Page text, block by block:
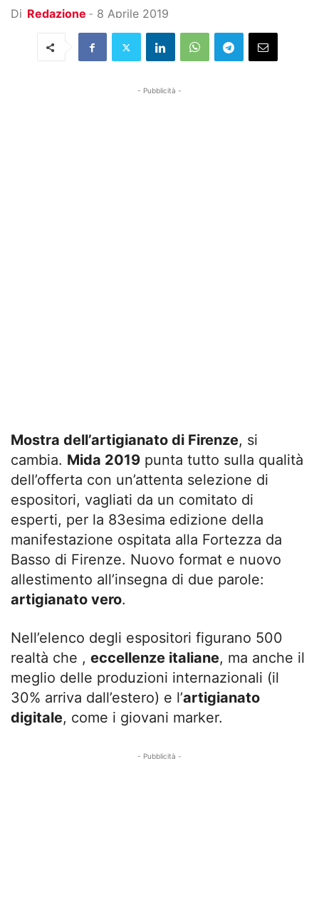
Di Redazione - 8 Aprile 2019
- Pubblicità -
Mostra dell’artigianato di Firenze, si
cambia. Mida 2019 punta tutto sulla qualità
dell’offerta con un’attenta selezione di
espositori, vagliati da un comitato di
esperti, per la 83esima edizione della
manifestazione ospitata alla Fortezza da
Basso di Firenze. Nuovo format e nuovo
allestimento all’insegna di due parole:
artigianato vero.
Nell’elenco degli espositori figurano 500
realtà che , eccellenze italiane, ma anche il
meglio delle produzioni internazionali (il
30% arriva dall’estero) e l’artigianato
digitale, come i giovani marker.
- Pubblicità -